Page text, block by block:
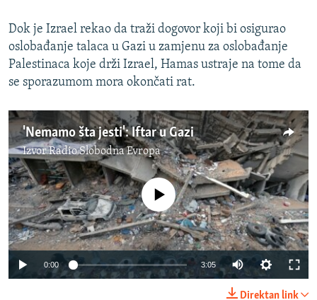
Dok je Izrael rekao da traži dogovor koji bi osigurao
oslobađanje talaca u Gazi u zamjenu za oslobađanje
Palestinaca koje drži Izrael, Hamas ustraje na tome da
se sporazumom mora okončati rat.
'Nemamo šta jesti': Iftar u Gazi
IzvorRadio Slobodna Evropa
No media source currently available
0:00 3:05 Auto
Direktan link